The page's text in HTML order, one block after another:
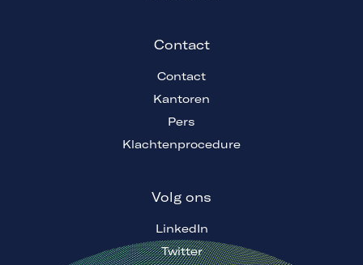
Contact
Contact
Kantoren
Pers
Klachtenprocedure
Volg ons
LinkedIn
Twitter